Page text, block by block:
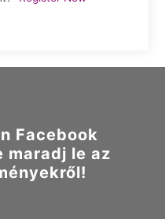
Facebook
maradj le az